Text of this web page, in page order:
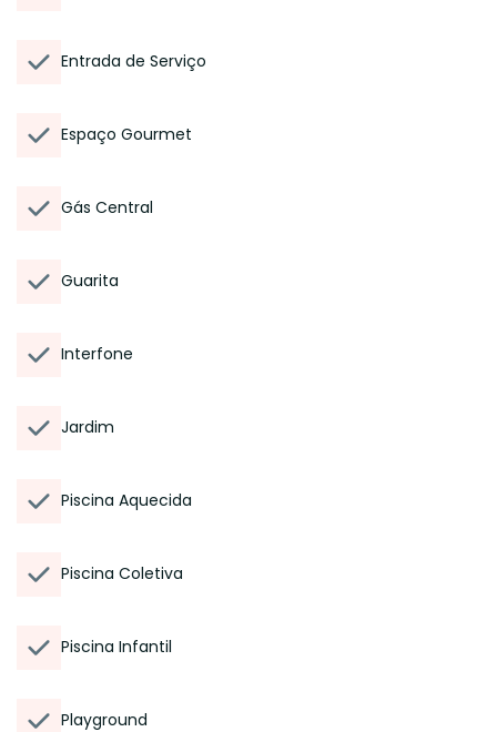
Entrada de Serviço
Espaço Gourmet
Gás Central
Guarita
Interfone
Jardim
Piscina Aquecida
Piscina Coletiva
Piscina Infantil
Playground